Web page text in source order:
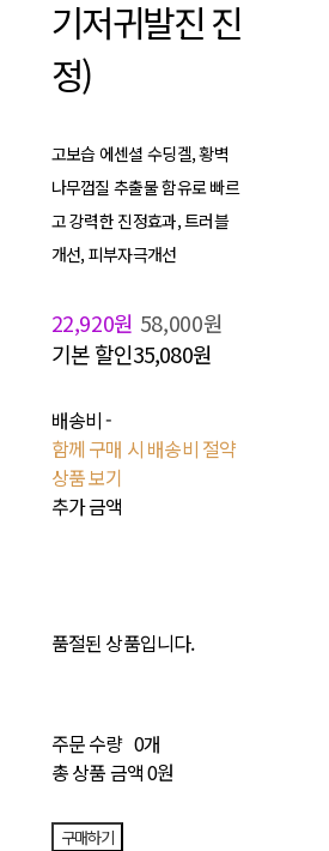
기저귀발진 진
정)
고보습 에센셜 수딩겔, 황벽
나무껍질 추출물 함유로 빠르
고 강력한 진정효과, 트러블
개선, 피부자극개선
22,920원 58,000원
기본 할인35,080원
배송비-
함께 구매 시 배송비 절약
상품 보기
추가 금액
품절된 상품입니다.
주문 수량 0개
총 상품 금액0원
구매하기